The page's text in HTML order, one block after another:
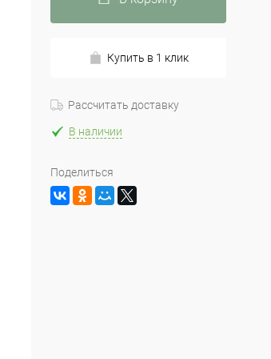
Купить в 1 клик
Рассчитать доставку
В наличии
Поделиться